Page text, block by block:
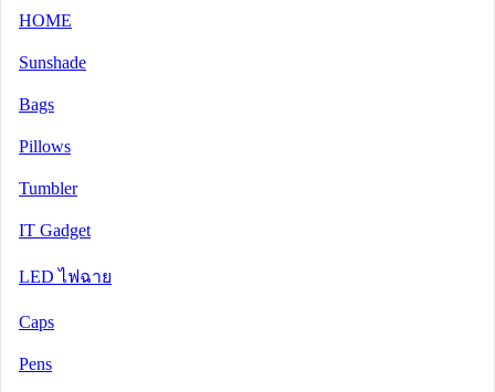
HOME
Sunshade
Bags
Pillows
Tumbler
IT Gadget
LED ไฟฉาย
Caps
Pens